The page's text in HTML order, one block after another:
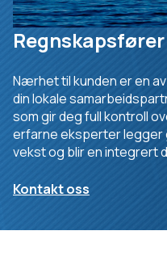
Nærhet til kunden er en
din lokale
som gir deg full kontroll
erfarne eksperter legger
vekst og blir en integrert
Kontakt oss